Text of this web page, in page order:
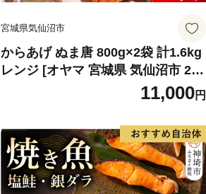
宮城県気仙沼市
からあげ ぬま唐 800g×2袋 計1.6kg
レンジ [オヤマ 宮城県 気仙沼市 205
65702] 唐揚げ 冷凍 レンチン レン
ジ調理 簡単調理 調理済み から揚げ
鶏 鶏肉 冷凍食品 お弁当 弁当 おか
ず お惣菜 惣菜 おつまみ 感想
11,000円